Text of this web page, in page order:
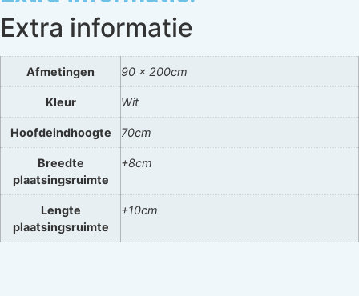
Extra informatie
Afmetingen 90 x 200cm
Kleur Wit
Hoofdeindhoogte 70cm
Breedte
plaatsingsruimte
+8cm
Lengte
plaatsingsruimte
+10cm